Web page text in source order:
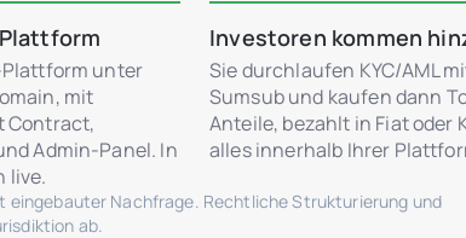
unter
mit
Contract,
Admin-Panel. In
live.
Investoren kommen
Sie durchlaufen KYC/AML
Sumsub und kaufen dann
Anteile, bezahlt in Fiat oder
alles innerhalb Ihrer
Nachfrage. Rechtliche Strukturierung und
ab.